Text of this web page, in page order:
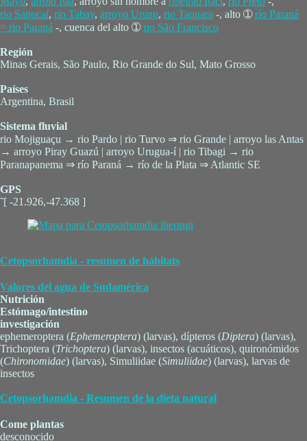
rio Sapucaí, río Tabay, arroyo Uruzu, rio Taquara -, alto ➀río Paraná
= rio Paraná -, cuenca del alto ➀rio São Francisco
Región
Minas Gerais, São Paulo, Rio Grande do Sul, Mato Grosso
Países
Argentina, Brasil
Sistema fluvial
rio Mojiguaçu → rio Pardo | rio Turvo ⇒ rio Grande | arroyo las Antas
→ arroyo Piray Guazú | arroyo Urugua-í | rio Tibagi → rio
Paranapanema ⇒ río Paraná → río de la Plata ⇒ Atlantic SE
GPS
˜[ -21.926,-47.368 ]
Cetopsorhamdia - resumen de hábitats
Valores del agua de Sudamérica
Nutrición
Estómago/intestino
investigación
ephemeroptera (Ephemeroptera) (larvas), dípteros (Diptera) (larvas),
Trichoptera (Trichoptera) (larvas), insectos (acuáticos), quironómidos
(Chironomidae) (larvas), Simuliidae (Simuliidae) (larvas), larvas de
insectos
Cetopsorhamdia - Resumen de la dieta natural
Come plantas
desconocido